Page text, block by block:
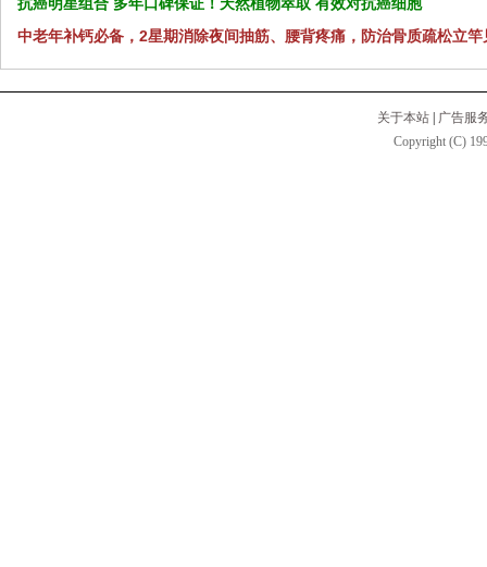
中老年补钙必备，2星期消除夜间抽筋、腰背疼痛，防治骨质疏松立竿
关于本站
广告服
Copyright (C)